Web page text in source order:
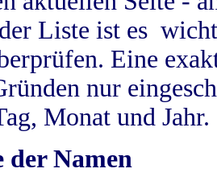
Liste ist es
Eine
nur
Monat und Jahr.
der Namen